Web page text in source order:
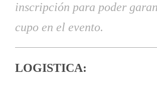
inscripción para poder
cupo en el evento.
LOGISTICA: